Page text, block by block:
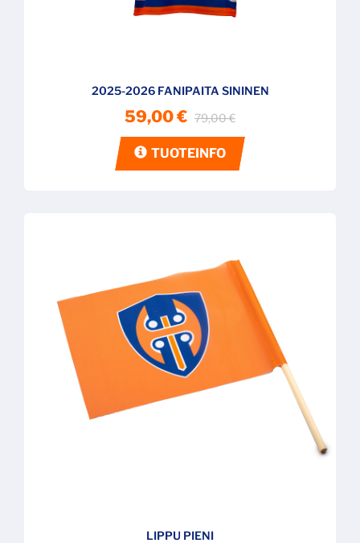
2025-2026 FANIPAITA SININEN
59,00 € 79,00 €
TUOTEINFO
LIPPU PIENI